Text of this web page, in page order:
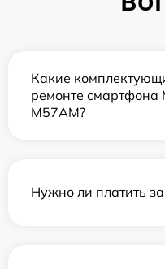
Какие
ремонте смартфона
M57AM?
Нужно ли платить